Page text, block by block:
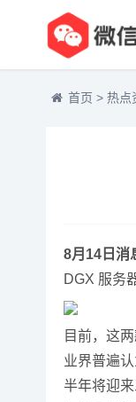
首页 > 热点
8月14日消
DGX 服务
目前，这
业界普遍
半年将迎